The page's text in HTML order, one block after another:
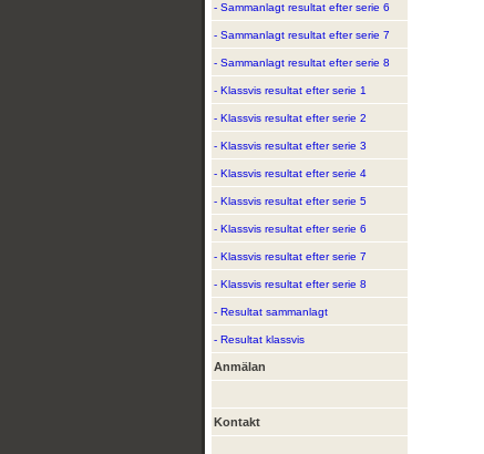
- Sammanlagt resultat efter serie 6
- Sammanlagt resultat efter serie 7
- Sammanlagt resultat efter serie 8
- Klassvis resultat efter serie 1
- Klassvis resultat efter serie 2
- Klassvis resultat efter serie 3
- Klassvis resultat efter serie 4
- Klassvis resultat efter serie 5
- Klassvis resultat efter serie 6
- Klassvis resultat efter serie 7
- Klassvis resultat efter serie 8
- Resultat sammanlagt
- Resultat klassvis
Anmälan
Kontakt